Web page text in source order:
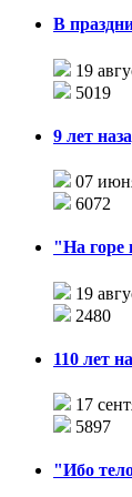
В
19
5019
9 лет
07
6072
"На горе
19
2480
110 лет
17
5897
"Ибо